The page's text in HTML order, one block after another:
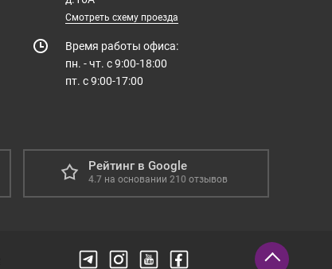
Смотреть схему проезда
Время работы офиса:
пн. - чт. с 9:00-18:00
пт. с 9:00-17:00
Рейтинг в Google
4.7 на основании 210 отзывов